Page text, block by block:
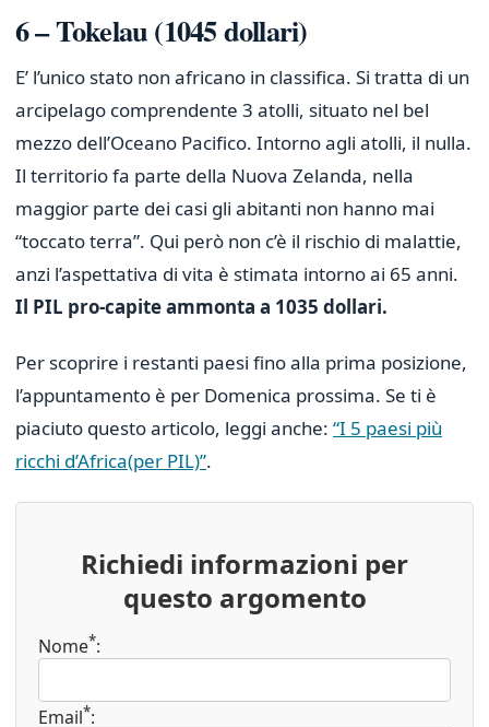
6 – Tokelau (1045 dollari)
E’ l’unico stato non africano in classifica. Si tratta di un
arcipelago comprendente 3 atolli, situato nel bel
mezzo dell’Oceano Pacifico. Intorno agli atolli, il nulla.
Il territorio fa parte della Nuova Zelanda, nella
maggior parte dei casi gli abitanti non hanno mai
“toccato terra”. Qui però non c’è il rischio di malattie,
anzi l’aspettativa di vita è stimata intorno ai 65 anni.
Il PIL pro-capite ammonta a 1035 dollari.
Per scoprire i restanti paesi fino alla prima posizione,
l’appuntamento è per Domenica prossima. Se ti è
piaciuto questo articolo, leggi anche: “I 5 paesi più
ricchi d’Africa(per PIL)”.
Richiedi informazioni per
questo argomento
Nome*:
Email*: